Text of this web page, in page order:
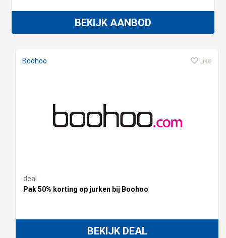
BEKIJK AANBOD
Boohoo Like
deal
Pak 50% korting op jurken bij Boohoo
BEKIJK DEAL